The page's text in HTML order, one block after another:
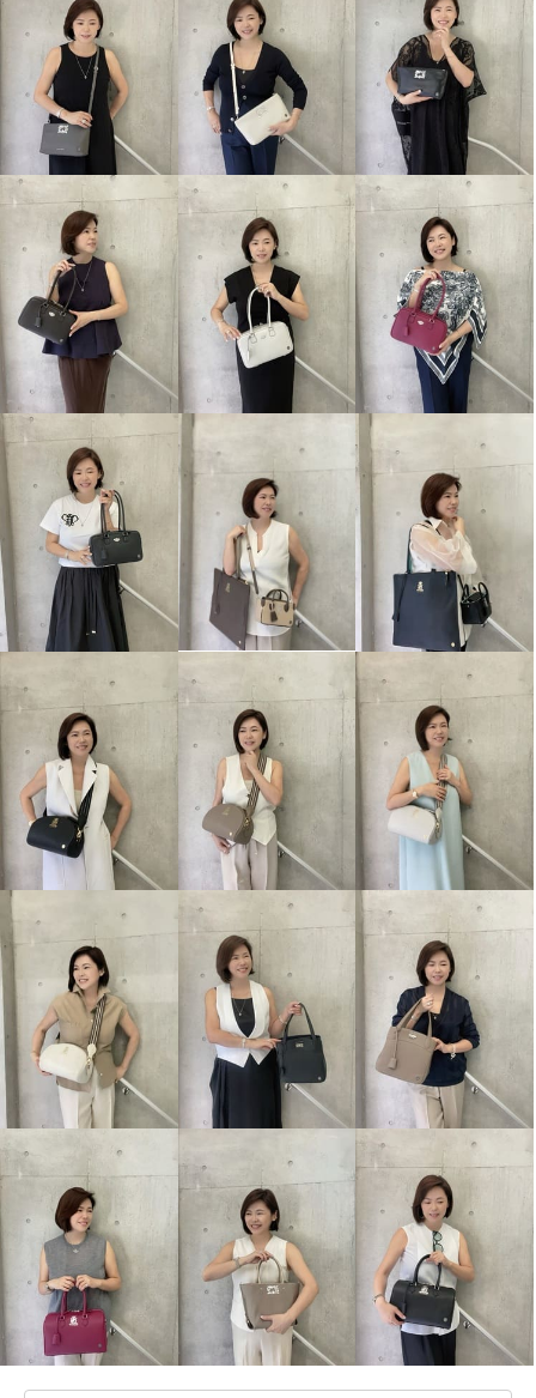
エーディーエムジェイ ＴＨＥ
ＢＥＥ 牛革クロコダイル型押し
ダブルジップ ショルダーバッグ
オニキス
エーディーエムジェイ イタリア
ンレザー アールデコモティーフ
ロングウォレット
¥0